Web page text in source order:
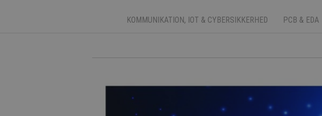
KOMMUNIKATION, IOT & CYBERSIKKERHED PCB & EDA